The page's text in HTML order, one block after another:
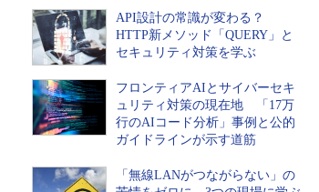
API設計の常識が変わる？
HTTP新メソッド「QUERY」と
セキュリティ対策を学ぶ
フロンティアAIとサイバーセキ
ュリティ対策の現在地 「17万
行のAIコード分析」事例と公的
ガイドラインが示す道筋
「無線LANがつながらない」の